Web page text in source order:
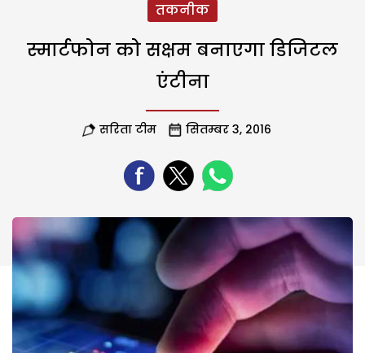
तकनीक
स्मार्टफोन को सक्षम बनाएगा डिजिटल
एंटीना
सरिता टीम सितम्बर 3, 2016